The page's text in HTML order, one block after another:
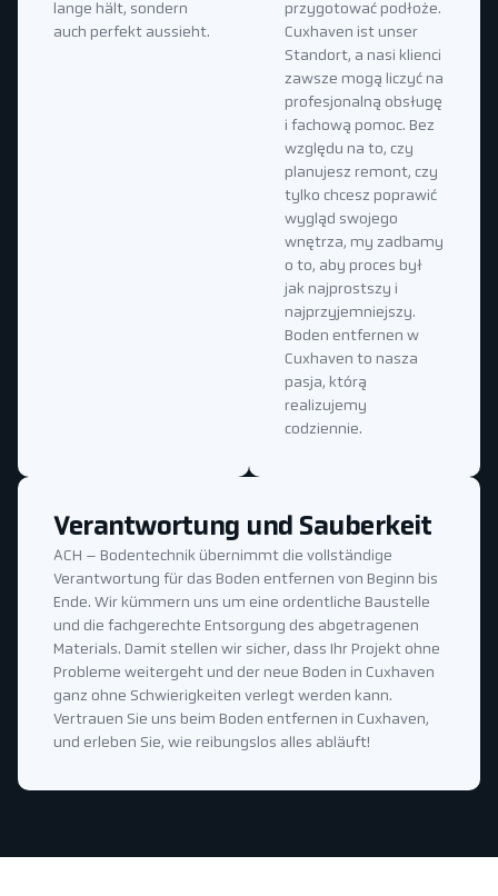
przygotować podłoże.
Cuxhaven ist unser
Standort, a nasi klienci
zawsze mogą liczyć na
profesjonalną obsługę
i fachową pomoc. Bez
względu na to, czy
planujesz remont, czy
tylko chcesz poprawić
wygląd swojego
wnętrza, my zadbamy
o to, aby proces był
jak najprostszy i
najprzyjemniejszy.
Boden entfernen w
Cuxhaven to nasza
pasja, którą
realizujemy
codziennie.
lange hält, sondern
auch perfekt aussieht.
Verantwortung und Sauberkeit
ACH – Bodentechnik übernimmt die vollständige
Verantwortung für das Boden entfernen von Beginn bis
Ende. Wir kümmern uns um eine ordentliche Baustelle
und die fachgerechte Entsorgung des abgetragenen
Materials. Damit stellen wir sicher, dass Ihr Projekt ohne
Probleme weitergeht und der neue Boden in Cuxhaven
ganz ohne Schwierigkeiten verlegt werden kann.
Vertrauen Sie uns beim Boden entfernen in Cuxhaven,
und erleben Sie, wie reibungslos alles abläuft!